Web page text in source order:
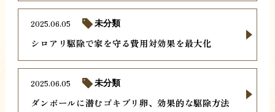
シロアリ駆除で家を守る費用対効果を最大化
2025.06.05 未分類
ダンボールに潜むゴキブリ卵、効果的な駆除方法
2025.06.05 未分類